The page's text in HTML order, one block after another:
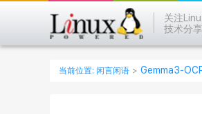
关注
技术分
当前位置: 闲言闲语 > Gemma3-